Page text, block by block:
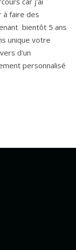
à faire des
bientôt 5 ans
unique votre
d'un
personnalisé